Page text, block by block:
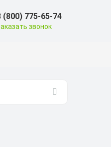
(800) 775-65-74
звонок